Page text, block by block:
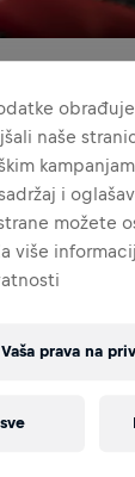
poklona
zapravo
gadgeta
u trčanje!
poklon
za
Čak je i
naše
i
možete
više
Vaša prava na